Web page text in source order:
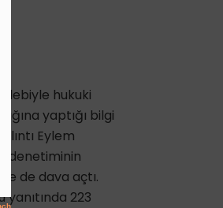
hukuki
yaptığı bilgi
Eylem
denetiminin
de dava açtı.
223